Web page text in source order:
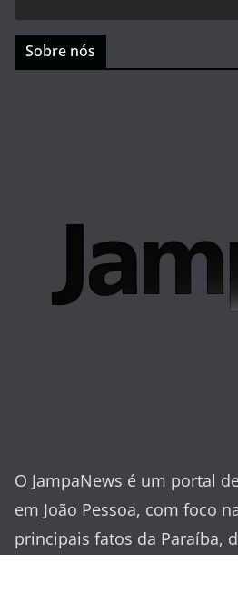
Sobre nós
O JampaNews é um portal
em João Pessoa, com foco
principais fatos da Paraíba,